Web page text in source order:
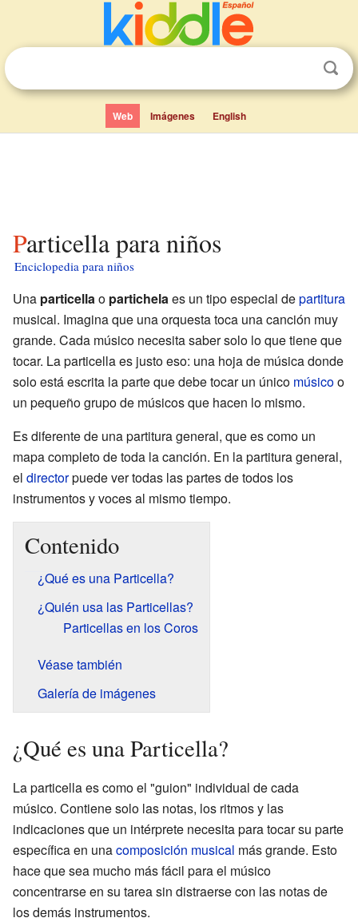
Web Imágenes English
Particella para niños
Enciclopedia para niños
Una particellao partichelaes un tipo especial departitura
musical. Imagina que una orquesta toca una canción muy
grande. Cada músico necesita saber solo lo que tiene que
tocar. La particella es justo eso: una hoja de música donde
solo está escrita la parte que debe tocar un único músicoo
un pequeño grupo de músicos que hacen lo mismo.
Es diferente de una partitura general, que es como un
mapa completo de toda la canción. En la partitura general,
el directorpuede ver todas las partes de todos los
instrumentos y voces al mismo tiempo.
Contenido
¿Qué es una Particella?
¿Quién usa las Particellas?
Particellas en los Coros
Véase también
Galería de imágenes
¿Qué es una Particella?
La particella es como el "guion" individual de cada
músico. Contiene solo las notas, los ritmos y las
indicaciones que un intérprete necesita para tocar su parte
específica en unacomposición musical más grande. Esto
hace que sea mucho más fácil para el músico
concentrarse en su tarea sin distraerse con las notas de
los demás instrumentos.